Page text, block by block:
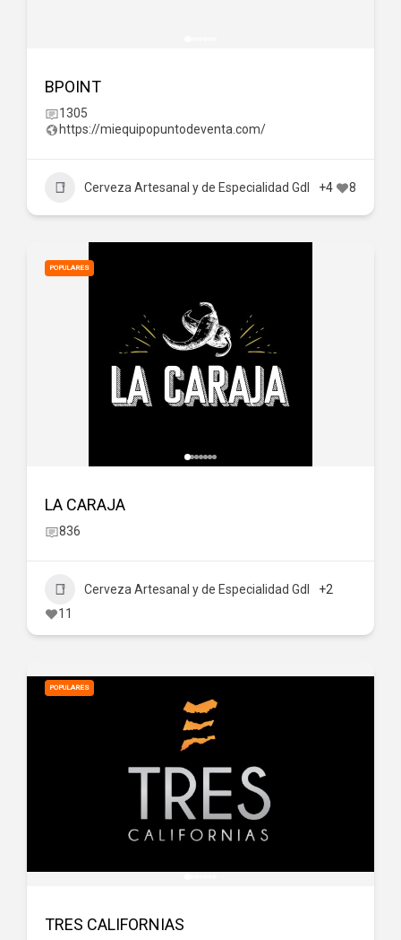
BPOINT
1305
https://miequipopuntodeventa.com/
Cerveza Artesanal y de Especialidad Gdl +4 8
POPULARES
LA CARAJA
836
Cerveza Artesanal y de Especialidad Gdl
+2
11
POPULARES
TRES CALIFORNIAS